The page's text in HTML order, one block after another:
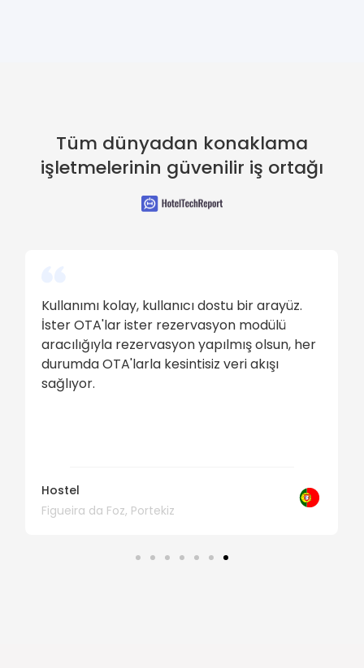
Tüm dünyadan konaklama
işletmelerinin güvenilir iş ortağı
Kullanımı kolay, kullanıcı dostu bir arayüz.
İster OTA'lar ister rezervasyon modülü
aracılığıyla rezervasyon yapılmış olsun, her
durumda OTA'larla kesintisiz veri akışı
sağlıyor.
Hostel
Figueira da Foz, Portekiz